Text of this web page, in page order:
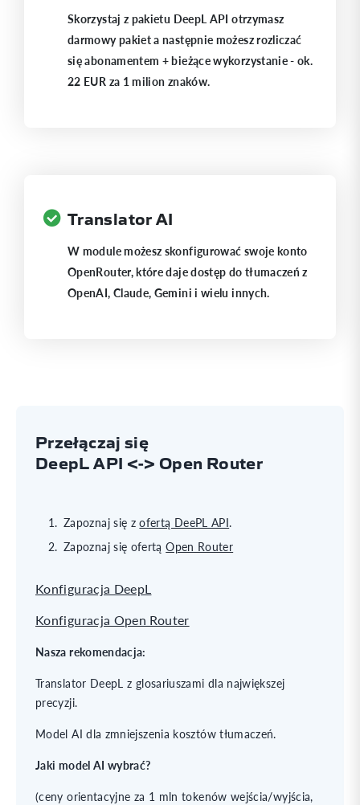
Skorzystaj z pakietu DeepL API otrzymasz
darmowy pakiet a następnie możesz rozliczać
się abonamentem + bieżące wykorzystanie - ok.
22 EUR za 1 milion znaków.
Translator AI
W module możesz skonfigurować swoje konto
OpenRouter, które daje dostęp do tłumaczeń z
OpenAI, Claude, Gemini i wielu innych.
Przełączaj się
DeepL API <-> Open Router
Zapoznaj się zofertą DeePL API.
Zapoznaj się ofertąOpen Router
Konfiguracja DeepL
Konfiguracja Open Router
Nasza rekomendacja:
Translator DeepL z glosariuszami dla największej
precyzji.
Model AI dla zmniejszenia kosztów tłumaczeń.
Jaki model AI wybrać?
(ceny orientacyjne za 1 mln tokenów wejścia/wyjścia,